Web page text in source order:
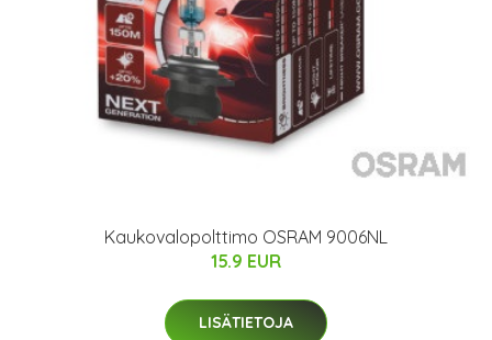
Kaukovalopolttimo OSRAM 9006NL
15.9 EUR
LISÄTIETOJA